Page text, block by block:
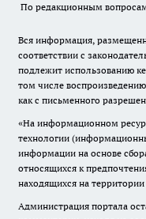
По редакционным
Вся информация,
соответствии с
подлежит использованию
том числе
как с письменного
«На информационном
технологии
информации на основе
относящихся к
находящихся на
Администрация портала